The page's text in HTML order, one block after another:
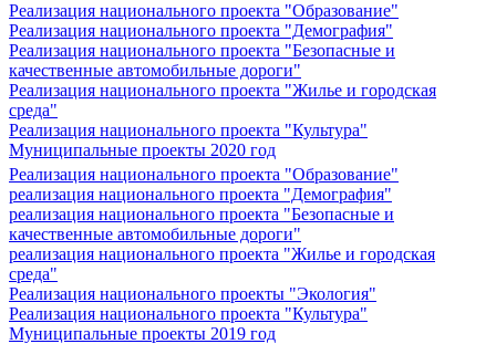
Реализация национального проекта "Образование"
Реализация национального проекта "Демография"
Реализация национального проекта "Безопасные и
качественные автомобильные дороги"
Реализация национального проекта "Жилье и городская
среда"
Реализация национального проекта "Культура"
Муниципальные проекты 2020 год
Реализация национального проекта "Образование"
реализация национального проекта "Демография"
реализация национального проекта "Безопасные и
качественные автомобильные дороги"
реализация национального проекта "Жилье и городская
среда"
Реализация национального проекты "Экология"
Реализация национального проекта "Культура"
Муниципальные проекты 2019 год